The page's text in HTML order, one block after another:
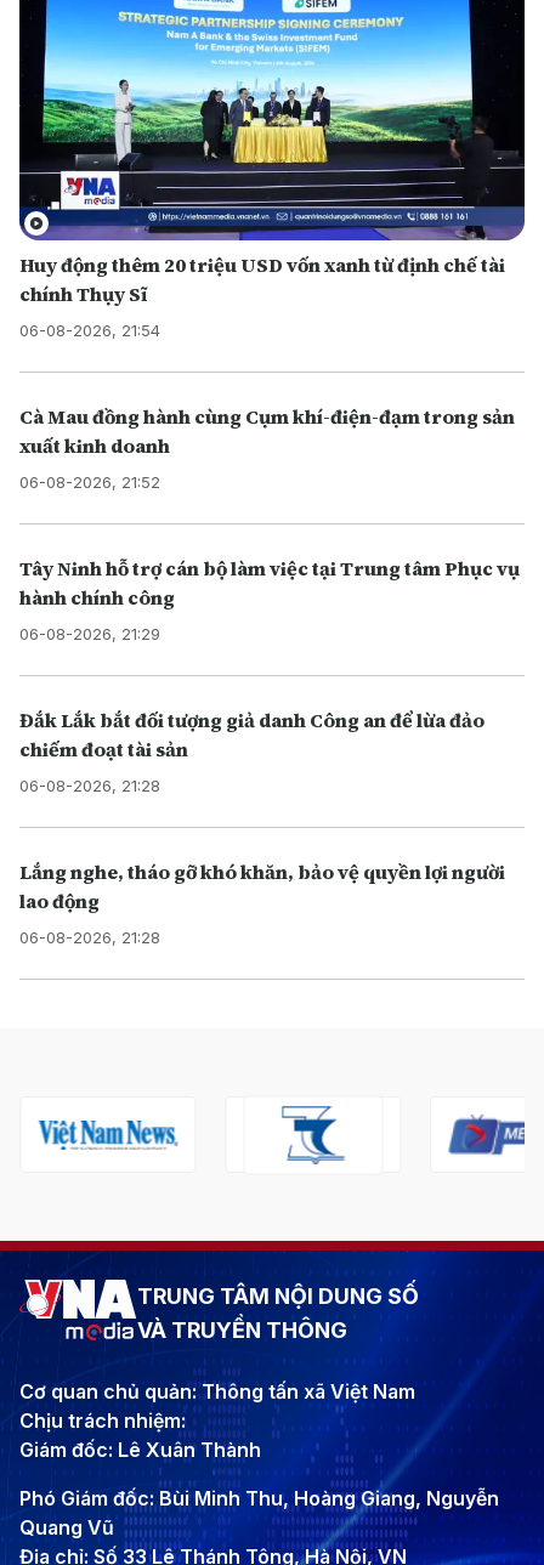
Huy động thêm 20 triệu USD vốn xanh từ định chế tài
chính Thụy Sĩ
06-08-2026, 21:54
Cà Mau đồng hành cùng Cụm khí-điện-đạm trong sản
xuất kinh doanh
06-08-2026, 21:52
Tây Ninh hỗ trợ cán bộ làm việc tại Trung tâm Phục vụ
hành chính công
06-08-2026, 21:29
Đắk Lắk bắt đối tượng giả danh Công an để lừa đảo
chiếm đoạt tài sản
06-08-2026, 21:28
Lắng nghe, tháo gỡ khó khăn, bảo vệ quyền lợi người
lao động
06-08-2026, 21:28
TRUNG TÂM NỘI DUNG SỐ
VÀ TRUYỀN THÔNG
Cơ quan chủ quản: Thông tấn xã Việt Nam
Chịu trách nhiệm:
Giám đốc: Lê Xuân Thành
Phó Giám đốc: Bùi Minh Thu, Hoàng Giang, Nguyễn
Quang Vũ
Địa chỉ: Số 33 Lê Thánh Tông, Hà Nội, VN